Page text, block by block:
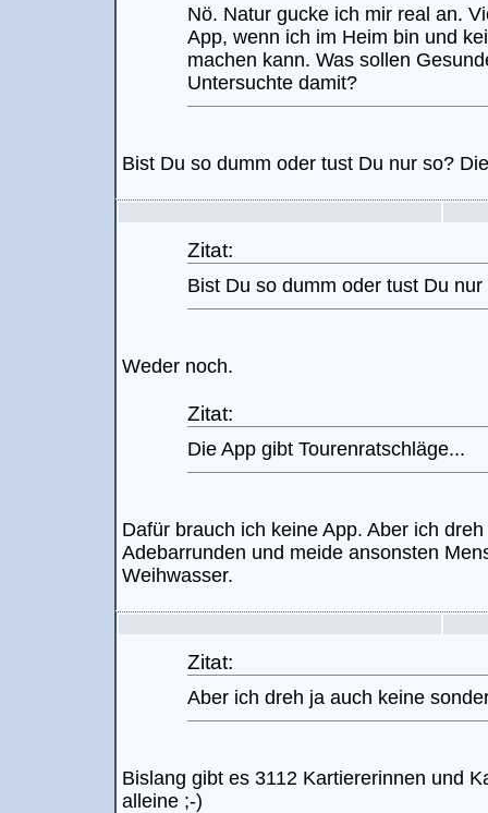
Nö. Natur gucke ich mir real an.
App, wenn ich im Heim bin und
machen kann. Was sollen
Untersuchte damit?
Bist Du so dumm oder tust Du nur so?
Zitat:
Bist Du so dumm oder tust Du nur
Weder noch.
Zitat:
Die App gibt Tourenratschläge...
Dafür brauch ich keine App. Aber ich
Adebarrunden und meide ansonsten
Weihwasser.
Zitat:
Aber ich dreh ja auch keine
Bislang gibt es 3112 Kartiererinnen und
alleine ;-)